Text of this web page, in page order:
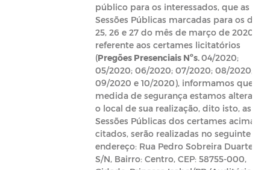
público para os interessados, que as
Sessões Públicas marcadas para os dias
25, 26 e 27 do mês de março de 2020,
referente aos certames licitatórios
(Pregões Presenciais Nºs.04/2020;
05/2020; 06/2020; 07/2020; 08/2020;
09/2020 e 10/2020), informamos que por
medida de segurança estamos alterando
o local de sua realização, dito isto, as
Sessões Públicas dos certames acima
citados, serão realizadas no seguinte
endereço: Rua Pedro Sobreira Duarte, Nº
S/N, Bairro: Centro, CEP: 58755-000,